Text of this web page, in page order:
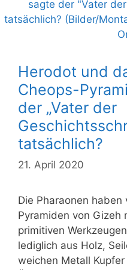
Herodot und
Cheops-
der „Vater der
tatsächlich?
21. April 2020
Die Pharaonen
Pyramiden von Gizeh
primitiven
lediglich aus Holz,
weichen Metall